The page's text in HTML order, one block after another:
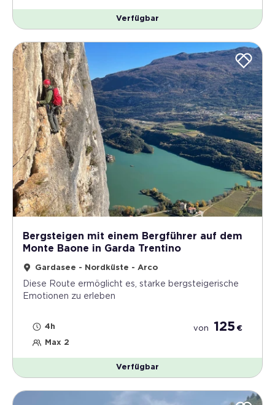
Verfügbar
Bergsteigen mit einem Bergführer auf dem
Monte Baone in Garda Trentino
Gardasee - Nordküste - Arco
Diese Route ermöglicht es, starke bergsteigerische
Emotionen zu erleben
4h
Max 2
von 125 €
Verfügbar